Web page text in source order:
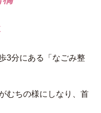
3分にある「なごみ整
むちの様にしなり、首